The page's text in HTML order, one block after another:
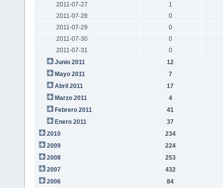
2011-07-27
1
2011-07-28
0
2011-07-29
0
2011-07-30
0
2011-07-31
0
Junio 2011
12
Mayo 2011
7
Abril 2011
17
Marzo 2011
4
Febrero 2011
41
Enero 2011
37
2010
234
2009
224
2008
253
2007
432
2006
84